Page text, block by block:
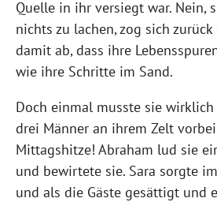
Quelle in ihr versiegt war. Nein,
nichts zu lachen, zog sich
damit ab, dass ihre
wie ihre Schritte im Sand.
Doch einmal musste sie
drei Männer an ihrem Zelt
Mittagshitze! Abraham lud sie
und bewirtete sie. Sara sorgte
und als die Gäste gesättigt und